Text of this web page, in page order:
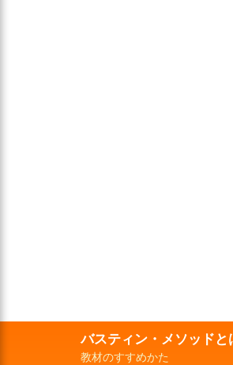
バスティン・メソッドと
教材のすすめかた